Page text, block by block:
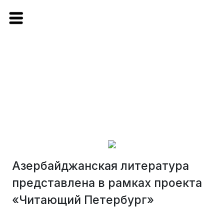
Азербайджанская литература
представлена в рамках проекта
«Читающий Петербург»